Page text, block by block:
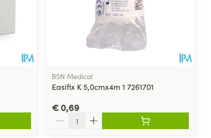
BSN Medical
Easifix K 5,0cmx4m 1 7261701
€ 0,69